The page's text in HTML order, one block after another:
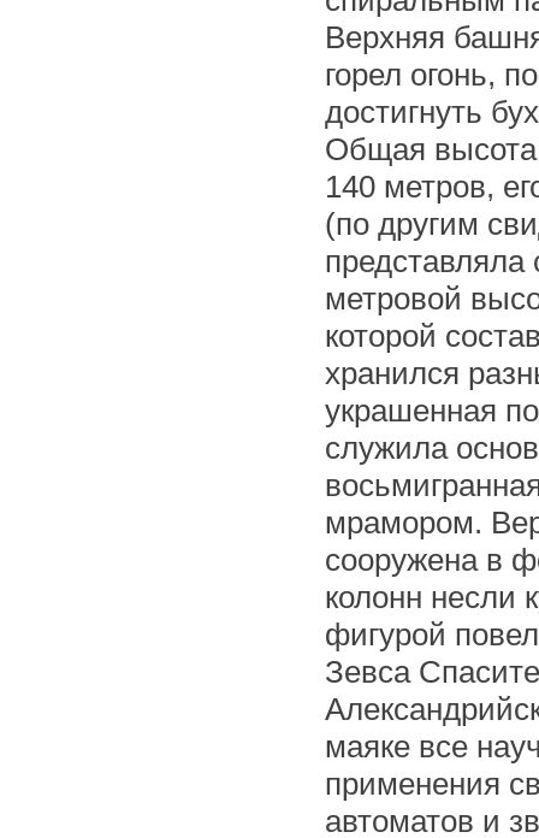
Верхняя
горел огонь,
достигнуть
Общая
140 метров,
(по другим
метровой
которой
хранился
украшенная
служила
мрамором.
сооружена в
колонн несли
фигурой
Зевса
маяке все
применения
автоматов и